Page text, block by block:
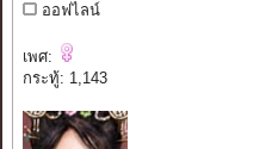
ออฟไลน์
เพศ:
กระทู้: 1,143